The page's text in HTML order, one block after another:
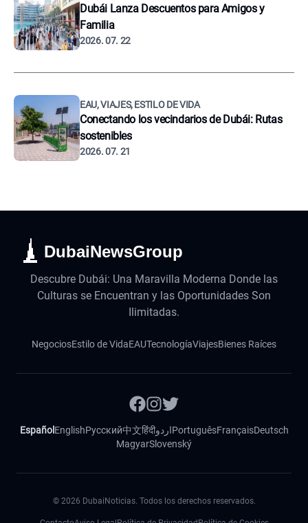
Dubái Lanza Descuentos para Amigos y
Familia
2026. 07. 22
EAU, VIAJES, ESTILO DE VIDA
Conectando los vecindarios de Dubái: Rutas
sostenibles
2026. 07. 21
DubaiNewsGroup
Descubre Dubái: Una Maravilla Moderna Donde las
Culturas se Encuentran y las Oportunidades Son
Ilimitadas.
NegociosEstilo de VidaEAUTecnologíaViajesBienes Raíces
Español EnglishРусский中文हिंदीاردوPortuguêsFrançaisDeutsch
MagyarSlovenský
© 2026 DubaiNoticias. Todos los derechos reservados.